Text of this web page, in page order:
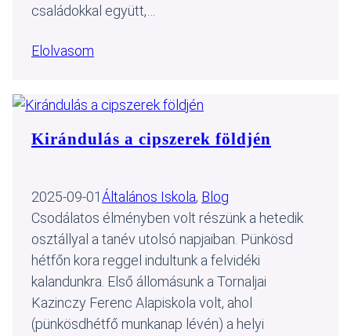
családokkal együtt,…
Elolvasom
Kirándulás a cipszerek földjén
2025-09-01Általános Iskola, Blog
Csodálatos élményben volt részünk a hetedik
osztállyal a tanév utolsó napjaiban. Pünkösd
hétfőn kora reggel indultunk a felvidéki
kalandunkra. Első állomásunk a Tornaljai
Kazinczy Ferenc Alapiskola volt, ahol
(pünkösdhétfő munkanap lévén) a helyi